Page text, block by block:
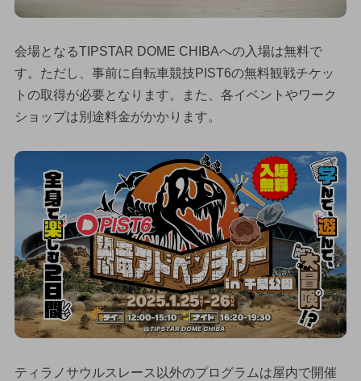
会場となるTIPSTAR DOME CHIBAへの入場は無料で
す。ただし、事前に自転車競技PIST6の無料観戦チケッ
トの取得が必要となります。また、各イベントやワーク
ショップは別途料金がかかります。
ティラノサウルスレース以外のプログラムは屋内で開催